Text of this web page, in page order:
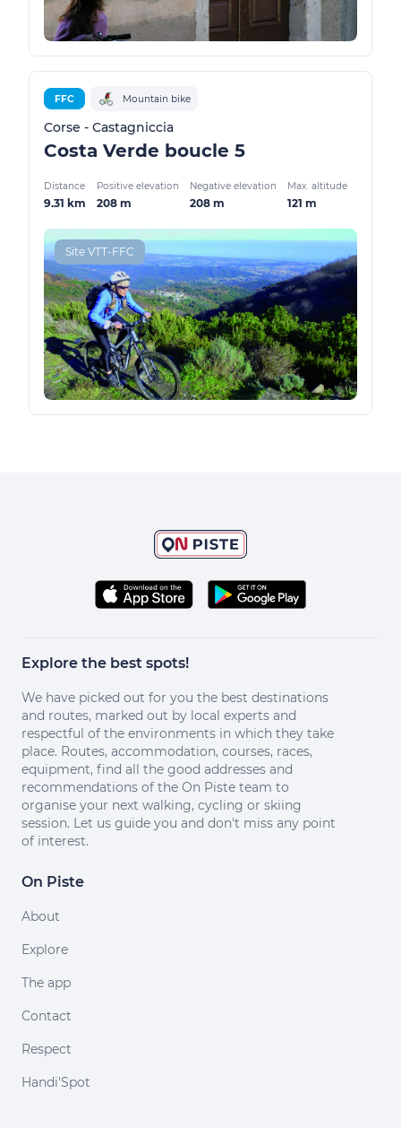
FFC Mountain bike
Corse - Castagniccia
Costa Verde boucle 5
Distance
9.31 km
Positive elevation
208 m
Negative elevation
208 m
Max. altitude
121 m
Site VTT-FFC
Explore the best spots!
We have picked out for you the best destinations
and routes, marked out by local experts and
respectful of the environments in which they take
place. Routes, accommodation, courses, races,
equipment, find all the good addresses and
recommendations of the On Piste team to
organise your next walking, cycling or skiing
session. Let us guide you and don't miss any point
of interest.
On Piste
About
Explore
The app
Contact
Respect
Handi'Spot